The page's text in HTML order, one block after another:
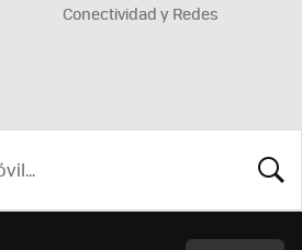
Conectividad y Redes